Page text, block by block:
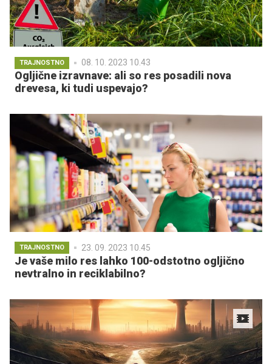
TRAJNOSTNO 08. 10. 2023 10.43
Ogljične izravnave: ali so res posadili nova
drevesa, ki tudi uspevajo?
TRAJNOSTNO 23. 09. 2023 10.45
Je vaše milo res lahko 100-odstotno ogljično
nevtralno in reciklabilno?